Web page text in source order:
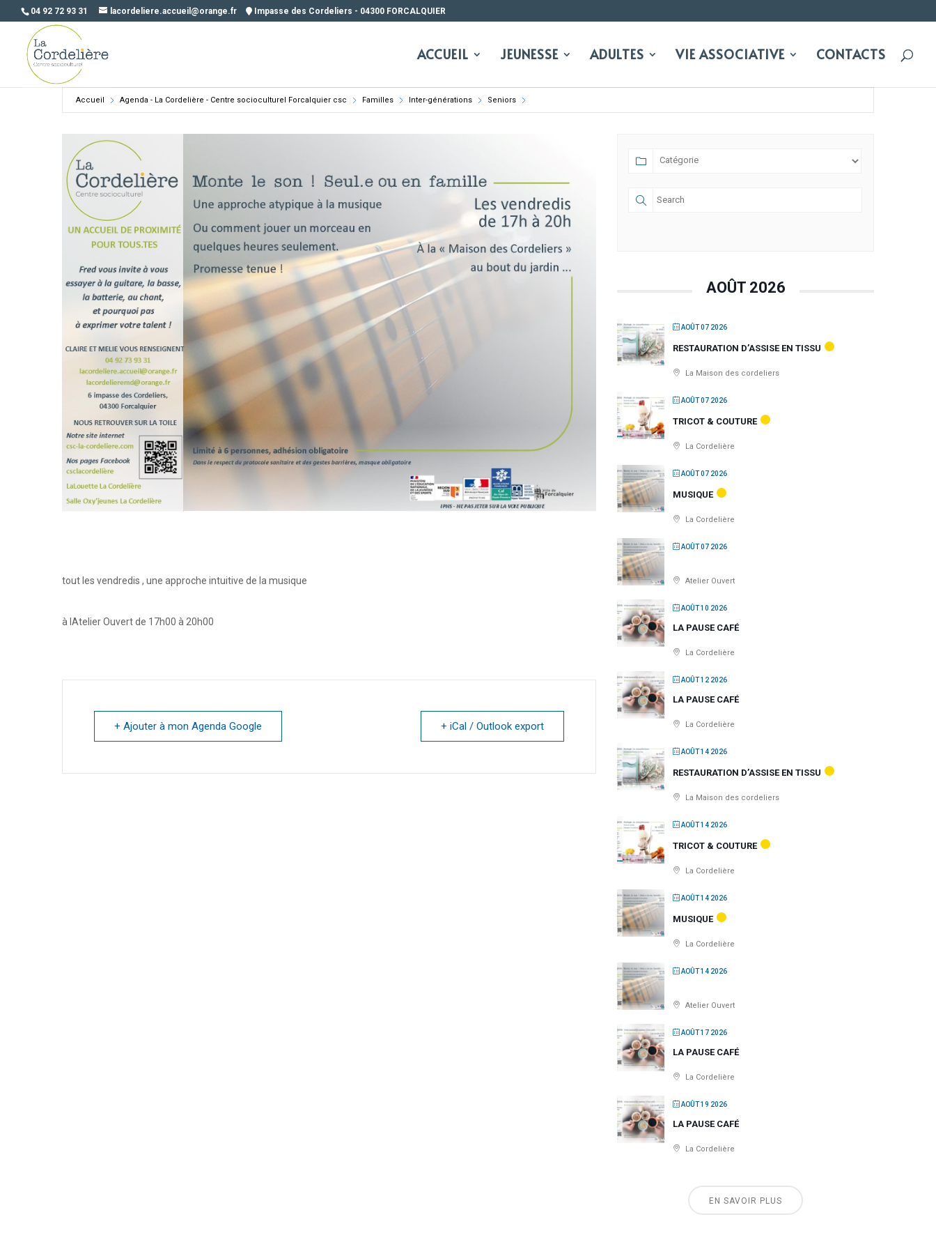
04 92 72 93 31 lacordeliere.accueil@orange.fr Impasse des Cordeliers - 04300 FORCALQUIER
ACCUEIL JEUNESSE ADULTES VIE ASSOCIATIVE CONTACTS
Accueil Agenda - La Cordelière - Centre socioculturel Forcalquier csc Familles Inter-générations Seniors
tout les vendredis , une approche intuitive de la musique
à lAtelier Ouvert de 17h00 à 20h00
+ Ajouter à mon Agenda Google + iCal / Outlook export
AOÛT 2026
AOÛT 07 2026
RESTAURATION D’ASSISE EN TISSU
La Maison des cordeliers
AOÛT 07 2026
TRICOT & COUTURE
La Cordelière
AOÛT 07 2026
MUSIQUE
La Cordelière
AOÛT 07 2026
Atelier Ouvert
AOÛT 10 2026
LA PAUSE CAFÉ
La Cordelière
AOÛT 12 2026
LA PAUSE CAFÉ
La Cordelière
AOÛT 14 2026
RESTAURATION D’ASSISE EN TISSU
La Maison des cordeliers
AOÛT 14 2026
TRICOT & COUTURE
La Cordelière
AOÛT 14 2026
MUSIQUE
La Cordelière
AOÛT 14 2026
Atelier Ouvert
AOÛT 17 2026
LA PAUSE CAFÉ
La Cordelière
AOÛT 19 2026
LA PAUSE CAFÉ
La Cordelière
EN SAVOIR PLUS